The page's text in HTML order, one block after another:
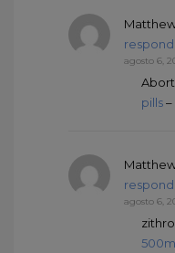
agosto 6,
pills
agosto 6,